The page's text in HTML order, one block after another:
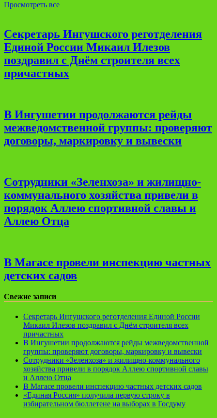
Просмотреть все
Секретарь Ингушского реготделения
Единой России Микаил Илезов
поздравил с Днём строителя всех
причастных
В Ингушетии продолжаются рейды
межведомственной группы: проверяют
договоры, маркировку и вывески
Сотрудники «Зеленхоза» и жилищно-
коммунального хозяйства привели в
порядок Аллею спортивной славы и
Аллею Отца
В Магасе провели инспекцию частных
детских садов
Свежие записи
Секретарь Ингушского реготделения Единой России
Микаил Илезов поздравил с Днём строителя всех
причастных
В Ингушетии продолжаются рейды межведомственной
группы: проверяют договоры, маркировку и вывески
Сотрудники «Зеленхоза» и жилищно-коммунального
хозяйства привели в порядок Аллею спортивной славы
и Аллею Отца
В Магасе провели инспекцию частных детских садов
«Единая Россия» получила первую строку в
избирательном бюллетене на выборах в Госдуму